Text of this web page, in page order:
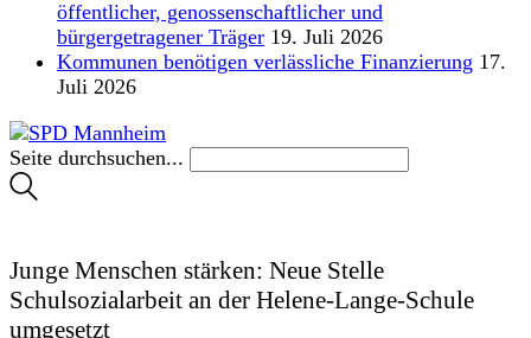
öffentlicher, genossenschaftlicher und
bürgergetragener Träger 19. Juli 2026
Kommunen benötigen verlässliche Finanzierung 17.
Juli 2026
Seite durchsuchen...
Junge Menschen stärken: Neue Stelle
Schulsozialarbeit an der Helene-Lange-Schule
umgesetzt